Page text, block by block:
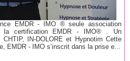
EMDR - IMO ® seule association
la certification EMDR - IMO® . Un
IN-DOLORE et Hypnotim Cette
EMDR - IMO s’inscrit dans la prise e...